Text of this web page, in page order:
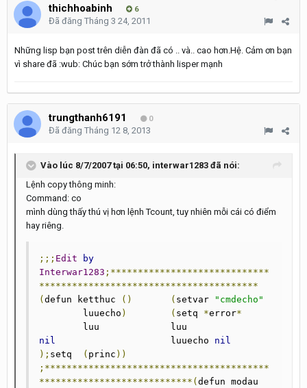
thichhoabinh 6
Đã đăng Tháng 3 24, 2011
Những lisp bạn post trên diễn đàn đã có .. và.. cao hơn.Hệ. Cảm ơn bạn
vì share đã :wub: Chúc bạn sớm trở thành lisper mạnh
trungthanh6191 0
Đã đăng Tháng 12 8, 2013
Vào lúc 8/7/2007 tại 06:50, interwar1283 đã nói:
Lệnh copy thông minh:
Command: co
mình dùng thấy thú vị hơn lệnh Tcount, tuy nhiên mỗi cái có điểm
hay riêng.
;;; Edit
by
Interwar1283 ;*****************************
****************************************
( defun ketthuc () (
"cmdecho"
	luuecho
) ( setq *error*
nil
nil
);
( princ ))
;*****************************************
****************************(